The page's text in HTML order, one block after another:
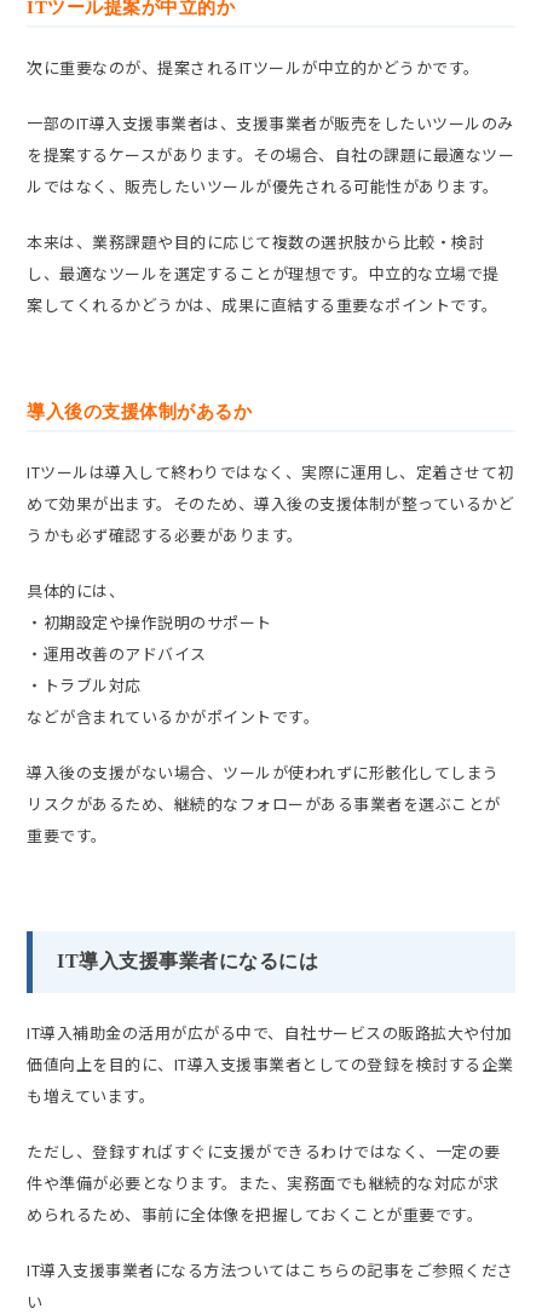
ITツール提案が中立的か
次に重要なのが、提案されるITツールが中立的かどうかです。
一部のIT導入支援事業者は、支援事業者が販売をしたいツールのみ
を提案するケースがあります。その場合、自社の課題に最適なツー
ルではなく、販売したいツールが優先される可能性があります。
本来は、業務課題や目的に応じて複数の選択肢から比較・検討
し、最適なツールを選定することが理想です。中立的な立場で提
案してくれるかどうかは、成果に直結する重要なポイントです。
導入後の支援体制があるか
ITツールは導入して終わりではなく、実際に運用し、定着させて初
めて効果が出ます。そのため、導入後の支援体制が整っているかど
うかも必ず確認する必要があります。
具体的には、
・初期設定や操作説明のサポート
・運用改善のアドバイス
・トラブル対応
などが含まれているかがポイントです。
導入後の支援がない場合、ツールが使われずに形骸化してしまう
リスクがあるため、継続的なフォローがある事業者を選ぶことが
重要です。
IT導入支援事業者になるには
IT導入補助金の活用が広がる中で、自社サービスの販路拡大や付加
価値向上を目的に、IT導入支援事業者としての登録を検討する企業
も増えています。
ただし、登録すればすぐに支援ができるわけではなく、一定の要
件や準備が必要となります。また、実務面でも継続的な対応が求
められるため、事前に全体像を把握しておくことが重要です。
IT導入支援事業者になる方法ついてはこちらの記事をご参照くださ
い